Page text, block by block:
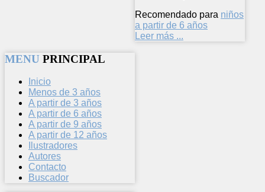
Recomendado para niños
a partir de 6 años
Leer más ...
MENU PRINCIPAL
Inicio
Menos de 3 años
A partir de 3 años
A partir de 6 años
A partir de 9 años
A partir de 12 años
Ilustradores
Autores
Contacto
Buscador